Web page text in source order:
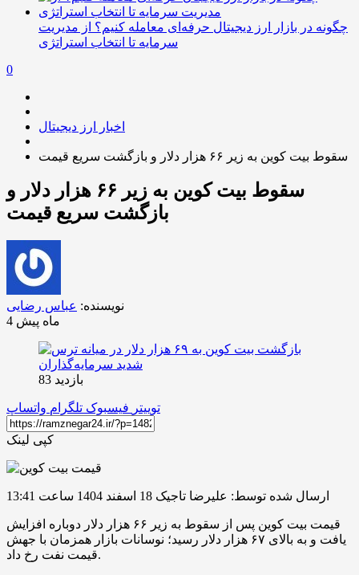
چگونه در بازار ارز دیجیتال حرفه‌ای معامله کنیم؟ از مدیریت
سرمایه تا انتخاب استراتژی
0
اخبار ارز دیجیتال
سقوط بیت کوین به زیر ۶۶ هزار دلار و بازگشت سریع قیمت
سقوط بیت کوین به زیر ۶۶ هزار دلار و
بازگشت سریع قیمت
نویسنده: عباس رضایی
4 ماه پیش
بازدید 83
توییتر فیسبوک تلگرام واتساپ
کپی لینک
ارسال شده توسط: علیرضا تاجیک 18 اسفند 1404 ساعت 13:41
قیمت بیت کوین پس از سقوط به زیر ۶۶ هزار دلار دوباره افزایش
یافت و به بالای ۶۷ هزار دلار رسید؛ نوسانات بازار همزمان با جهش
قیمت نفت رخ داد.